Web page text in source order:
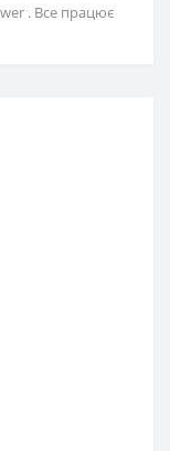
. Все працює